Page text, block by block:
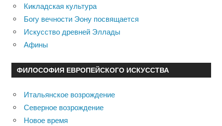
Кикладская культура
Богу вечности Эону посвящается
Искусство древней Эллады
Афины
ФИЛОСОФИЯ ЕВРОПЕЙСКОГО ИСКУССТВА
Итальянское возрождение
Северное возрождение
Новое время